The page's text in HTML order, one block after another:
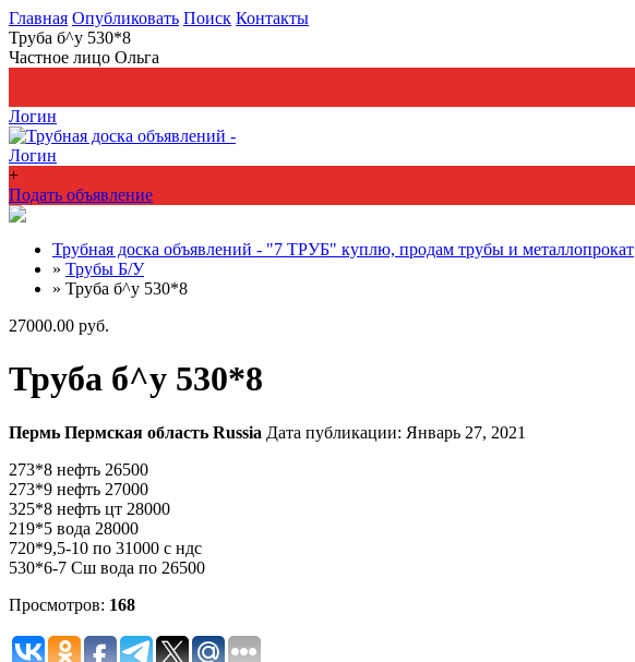
Главная Опубликовать Поиск Контакты
Труба б^у 530*8
Частное лицо Ольга
Логин
Логин
+
Подать объявление
Трубная доска объявлений - "7 ТРУБ" куплю, продам трубы и металлопрокат
» Трубы Б/У
» Труба б^у 530*8
27000.00 руб.
Труба б^у 530*8
Пермь Пермская область Russia Дата публикации: Январь 27, 2021
273*8 нефть 26500
273*9 нефть 27000
325*8 нефть цт 28000
219*5 вода 28000
720*9,5-10 по 31000 с ндс
530*6-7 Сш вода по 26500
Просмотров: 168